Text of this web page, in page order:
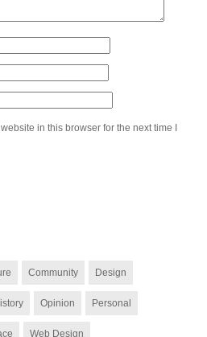
in this browser for the next time I
Community Design
Opinion Personal
Web Design